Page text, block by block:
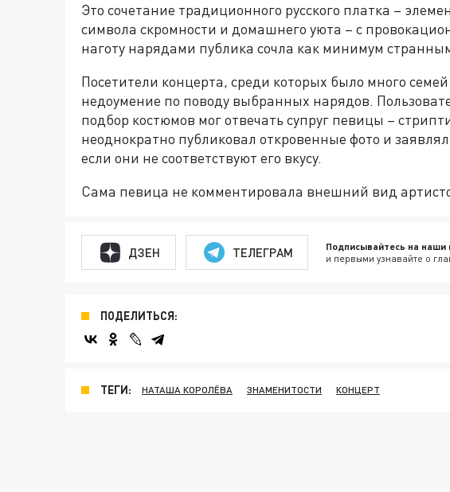
Это сочетание традиционного русского платка –
символа скромности и домашнего уюта – с
наготу нарядами публика сочла как минимум
Посетители концерта, среди которых было много
недоумение по поводу выбранных нарядов.
подбор костюмов мог отвечать супруг певицы –
неоднократно публиковал откровенные фото и
если они не соответствуют его вкусу.
Сама певица не комментировала внешний вид
ДЗЕН ТЕЛЕГРАМ Подписывайтесь на наши
и первыми узнавайте о
ПОДЕЛИТЬСЯ:
ТЕГИ: НАТАША КОРОЛЁВА ЗНАМЕНИТОСТИ КОНЦЕРТ